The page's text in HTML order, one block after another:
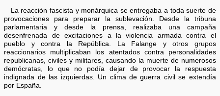
La reacción fascista y monárquica se entregaba a toda suerte de
provocaciones para preparar la sublevación. Desde la tribuna
parlamentaria y desde la prensa, realizaba una campaña
desenfrenada de excitaciones a la violencia armada contra el
pueblo y contra la República. La Falange y otros grupos
reaccionarios multiplicaban los atentados contra personalidades
republicanas, civiles y militares, causando la muerte de numerosos
demócratas, lo que no podía dejar de provocar la respuesta
indignada de las izquierdas. Un clima de guerra civil se extendía
por España.